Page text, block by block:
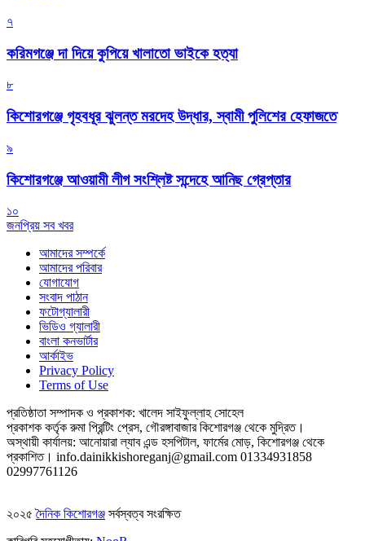
৭
করিমগঞ্জে দা দিয়ে কুপিয়ে খালাতো ভাইকে হত্যা
৮
কিশোরগঞ্জে গৃহবধূর ঝুলন্ত মরদেহ উদ্ধার, স্বামী পুলিশের হেফাজতে
৯
কিশোরগঞ্জে আওয়ামী লীগ সংশ্লিষ্ট সন্দেহে আনিছ গ্রেপ্তার
১০
জনপ্রিয় সব খবর
আমাদের সম্পর্কে
আমাদের পরিবার
যোগাযোগ
সংবাদ পাঠান
ফটোগ্যালারী
ভিডিও গ্যালারী
বাংলা কনভার্টার
আর্কাইভ
Privacy Policy
Terms of Use
প্রতিষ্ঠাতা সম্পাদক ও প্রকাশক: খালেদ সাইফুল্লাহ সোহেল
প্রকাশক কর্তৃক রুমা প্রিন্টিং প্রেস, গৌরঙ্গাবাজার কিশোরগঞ্জ থেকে মুদ্রিত।
অস্থায়ী কার্যালয়: আনোয়ারা ল্যাব এন্ড হসপিটাল, ফার্মের মোড়, কিশোরগঞ্জ থেকে
প্রকাশিত। info.dainikkishoreganj@gmail.com 01334931858
02997761126
২০২৫দৈনিক কিশোরগঞ্জ সর্বস্বত্ব সংরক্ষিত